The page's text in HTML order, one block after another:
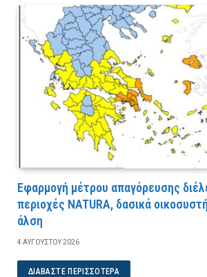
Εφαρμογή μέτρου απαγόρευσης
περιοχές NATURA, δασικά
άλση
4 ΑΥΓΟΎΣΤΟΥ 2026
ΔΙΑΒΆΣΤΕ ΠΕΡΙΣΣΌΤΕΡΑ